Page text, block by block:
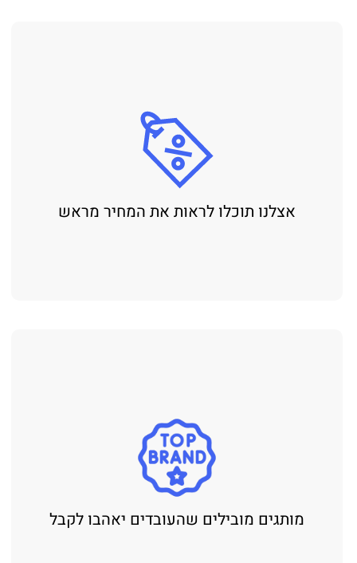
אצלנו תוכלו לראות את המחיר מראש
מותגים מובילים שהעובדים יאהבו לקבל